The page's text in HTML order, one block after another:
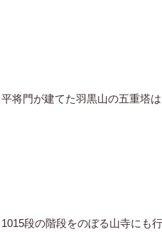
平将門が建てた羽黒山の五重塔
1015段の階段をのぼる山寺にも